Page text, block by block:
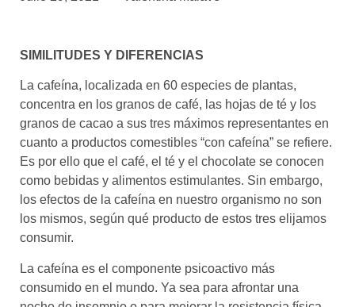
el café siempre tiene
enseñarnos
BOLSA DE TRABAJO
¡te imaginas vivir de tu pasión
CONTACTO
¡queremos saber
de ti!
SIMILITUDES Y DIFERENCIAS
La cafeína, localizada en 60 especies de plantas,
concentra en los granos de café, las hojas de té y los
granos de cacao a sus tres máximos representantes en
cuanto a productos comestibles “con cafeína” se refiere.
Es por ello que el café, el té y el chocolate se conocen
como bebidas y alimentos estimulantes. Sin embargo,
los efectos de la cafeína en nuestro organismo no son
los mismos, según qué producto de estos tres elijamos
consumir.
La cafeína es el componente psicoactivo más
consumido en el mundo. Ya sea para afrontar una